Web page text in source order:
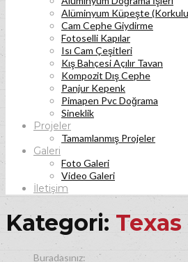
Alüminyum Küpeşte
Cam Cephe Giydirme
Fotoselli Kapılar
Isı Cam Çeşitleri
Kış Bahçesi Açılır Tavan
Kompozit Dış Cephe
Panjur Kepenk
Pimapen Pvc Doğrama
Sineklik
Projeler
Tamamlanmış Projeler
Galeri
Foto Galeri
Video Galeri
İletişim
Kategori: